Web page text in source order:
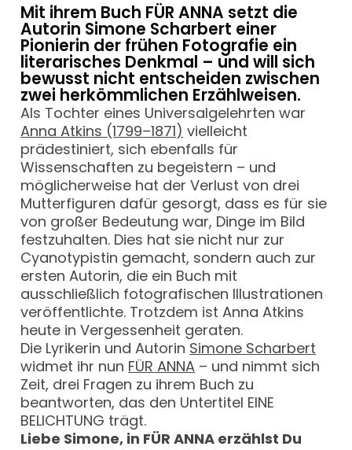
Mit ihrem Buch FÜR ANNA setzt die
Autorin Simone Scharbert einer
Pionierin der frühen Fotografie ein
literarisches Denkmal – und will sich
bewusst nicht entscheiden zwischen
zwei herkömmlichen Erzählweisen.
Als Tochter eines Universalgelehrten war
Anna Atkins (1799–1871) vielleicht
prädestiniert, sich ebenfalls für
Wissenschaften zu begeistern – und
möglicherweise hat der Verlust von drei
Mutterfiguren dafür gesorgt, dass es für sie
von großer Bedeutung war, Dinge im Bild
festzuhalten. Dies hat sie nicht nur zur
Cyanotypistin gemacht, sondern auch zur
ersten Autorin, die ein Buch mit
ausschließlich fotografischen Illustrationen
veröffentlichte. Trotzdem ist Anna Atkins
heute in Vergessenheit geraten.
Die Lyrikerin und Autorin Simone Scharbert
widmet ihr nun FÜR ANNA – und nimmt sich
Zeit, drei Fragen zu ihrem Buch zu
beantworten, das den Untertitel EINE
BELICHTUNG trägt.
Liebe Simone, in FÜR ANNA erzählst Du